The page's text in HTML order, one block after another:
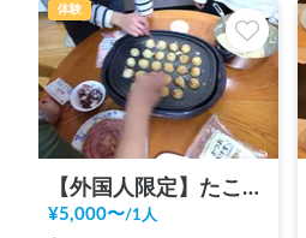
体験
【外国人限定】たこ焼きパーティー
¥5,000〜/1人